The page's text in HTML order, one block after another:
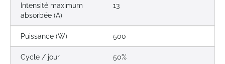
Intensité maximum
absorbée (A)
13
Puissance (W) 500
Cycle / jour 50%